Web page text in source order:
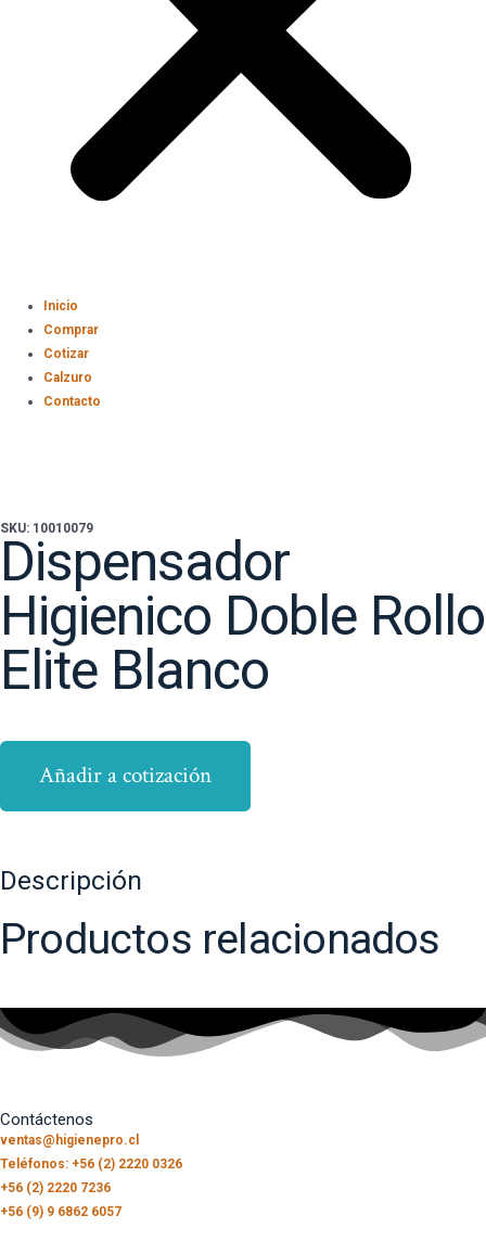
Inicio
Comprar
Cotizar
Calzuro
Contacto
SKU: 10010079
Dispensador
Higienico Doble Rollo
Elite Blanco
Añadir a cotización
Descripción
Productos relacionados
Contáctenos
ventas@higienepro.cl
Teléfonos: +56 (2) 2220 0326
+56 (2) 2220 7236
+56 (9) 9 6862 6057